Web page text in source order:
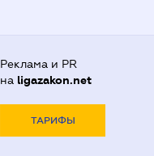
Реклама и PR
на ligazakon.net
ТАРИФЫ